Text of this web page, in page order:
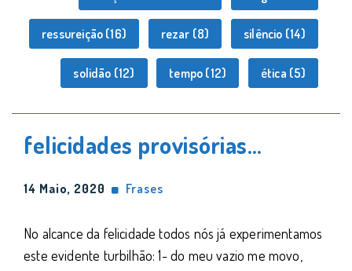
ressureição (16) rezar (8) silêncio (14)
solidão (12) tempo (12) ética (5)
felicidades provisórias…
14 Maio, 2020 Frases
No alcance da felicidade todos nós já experimentamos
este evidente turbilhão: 1- do meu vazio me movo,